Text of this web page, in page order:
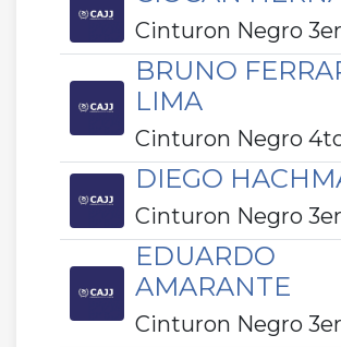
Cinturon Negro
BRUNO
LIMA
Cinturon Negro
DIEGO
Cinturon Negro
EDUARDO
AMARANTE
Cinturon Negro